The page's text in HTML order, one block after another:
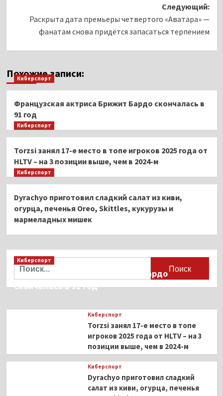
Следующий:
Раскрыта дата премьеры четвертого «Аватара» —
фанатам снова придётся запасаться терпением
Похожие записи:
Киберспорт
Французская актриса Брижит Бардо скончалась в
91 год
Киберспорт
Torzsi занял 17-е место в топе игроков 2025 года от
HLTV – на 3 позиции выше, чем в 2024-м
Киберспорт
Dyrachyo приготовил сладкий салат из киви,
огурца, печенья Oreo, Skittles, кукурузы и
мармеладных мишек
Найти:
Киберспорт
Французская актриса Брижит Бардо
скончалась в 91 год
Киберспорт
Torzsi занял 17-е место в топе
игроков 2025 года от HLTV – на 3
позиции выше, чем в 2024-м
Киберспорт
Dyrachyo приготовил сладкий
салат из киви, огурца, печенья